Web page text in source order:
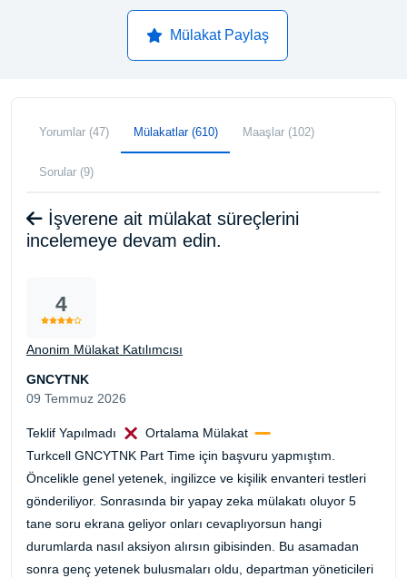
Mülakat Paylaş
Yorumlar (47) Mülakatlar (610) Maaşlar (102)
Sorular (9)
İşverene ait mülakat süreçlerini
incelemeye devam edin.
4
Anonim Mülakat Katılımcısı
GNCYTNK
09 Temmuz 2026
Teklif Yapılmadı
Ortalama Mülakat
Turkcell GNCYTNK Part Time için başvuru yapmıştım.
Öncelikle genel yetenek, ingilizce ve kişilik envanteri testleri
gönderiliyor. Sonrasında bir yapay zeka mülakatı oluyor 5
tane soru ekrana geliyor onları cevaplıyorsun hangi
durumlarda nasıl aksiyon alırsın gibisinden. Bu asamadan
sonra genç yetenek bulusmaları oldu, departman yöneticileri